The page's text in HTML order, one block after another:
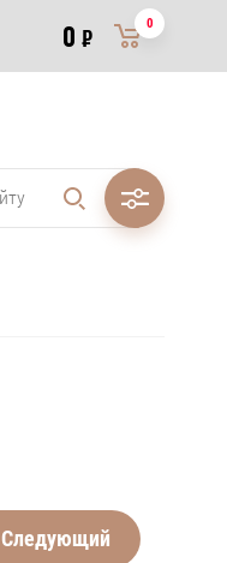
0 ₽
0
Следующий